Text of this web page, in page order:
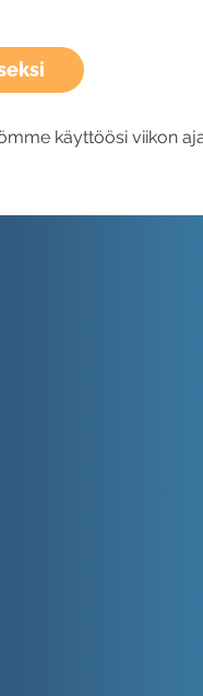
käyttöösi viikon